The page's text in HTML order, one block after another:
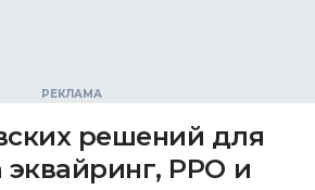
решений для
РРО и